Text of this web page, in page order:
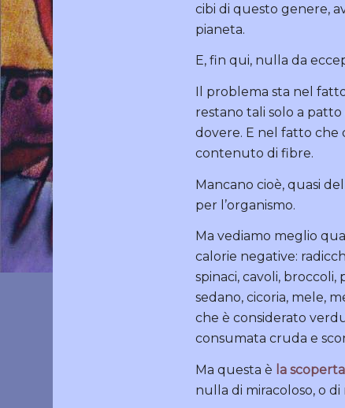
cibi di questo genere,
pianeta.
E, fin qui, nulla da
Il problema sta nel
restano tali solo a
dovere. E nel fatto che
contenuto di fibre.
Mancano cioè, quasi
per l’organismo.
Ma vediamo meglio
calorie negative:
spinaci, cavoli,
sedano, cicoria, mele,
che è considerato
consumata cruda e
Ma questa è la
nulla di miracoloso, o